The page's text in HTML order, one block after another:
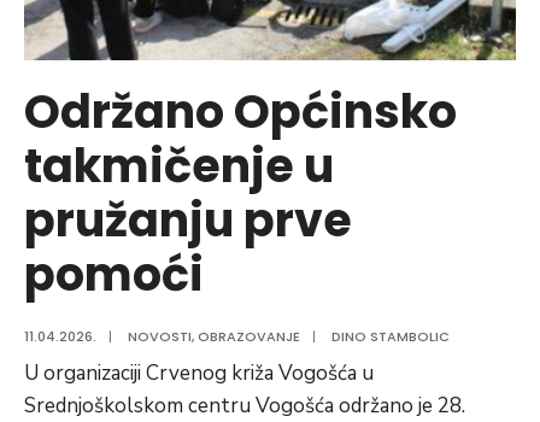
Održano Općinsko
takmičenje u
pružanju prve
pomoći
11.04.2026. | NOVOSTI,OBRAZOVANJE | DINO STAMBOLIC
U organizaciji Crvenog križa Vogošća u
Srednjoškolskom centru Vogošća održano je 28.